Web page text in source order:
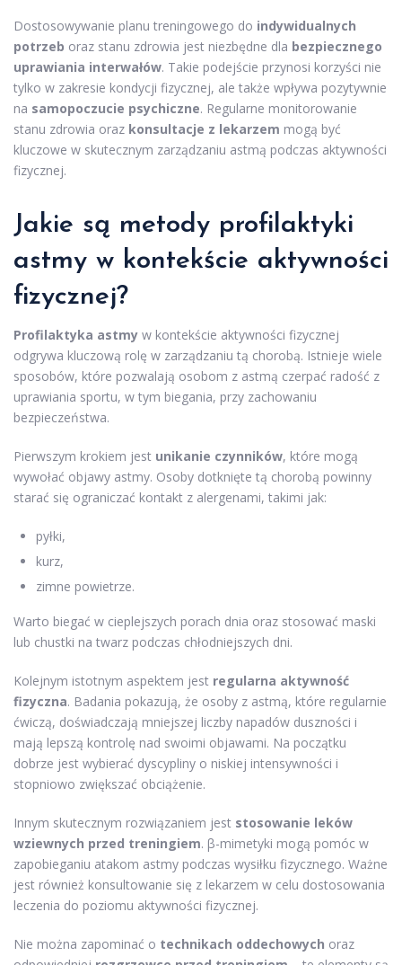
Dostosowywanie planu treningowego do indywidualnych
potrzeb oraz stanu zdrowia jest niezbędne dla bezpiecznego
uprawiania interwałów. Takie podejście przynosi korzyści nie
tylko w zakresie kondycji fizycznej, ale także wpływa pozytywnie
na samopoczucie psychiczne. Regularne monitorowanie
stanu zdrowia oraz konsultacje z lekarzem mogą być
kluczowe w skutecznym zarządzaniu astmą podczas aktywności
fizycznej.
Jakie są metody profilaktyki
astmy w kontekście aktywności
fizycznej?
Profilaktyka astmy w kontekście aktywności fizycznej
odgrywa kluczową rolę w zarządzaniu tą chorobą. Istnieje wiele
sposobów, które pozwalają osobom z astmą czerpać radość z
uprawiania sportu, w tym biegania, przy zachowaniu
bezpieczeństwa.
Pierwszym krokiem jest unikanie czynników, które mogą
wywołać objawy astmy. Osoby dotknięte tą chorobą powinny
starać się ograniczać kontakt z alergenami, takimi jak:
pyłki,
kurz,
zimne powietrze.
Warto biegać w cieplejszych porach dnia oraz stosować maski
lub chustki na twarz podczas chłodniejszych dni.
Kolejnym istotnym aspektem jest regularna aktywność
fizyczna. Badania pokazują, że osoby z astmą, które regularnie
ćwiczą, doświadczają mniejszej liczby napadów duszności i
mają lepszą kontrolę nad swoimi objawami. Na początku
dobrze jest wybierać dyscypliny o niskiej intensywności i
stopniowo zwiększać obciążenie.
Innym skutecznym rozwiązaniem jest stosowanie leków
wziewnych przed treningiem. β-mimetyki mogą pomóc w
zapobieganiu atakom astmy podczas wysiłku fizycznego. Ważne
jest również konsultowanie się z lekarzem w celu dostosowania
leczenia do poziomu aktywności fizycznej.
Nie można zapominać o technikach oddechowych oraz